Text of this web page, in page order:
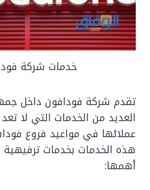
خدمات شركة
تقدم شركة فودافون داخل
العديد من الخدمات التي لا
عملائها في مواعيد فروع
هذه الخدمات بخدمات ترفيهية
أهمها: